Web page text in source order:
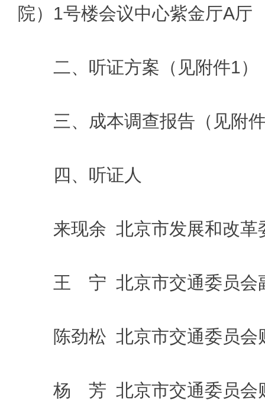
院）1号楼会议中心紫金厅A厅
二、听证方案（见附件1）
三、成本调查报告（见附
四、听证人
来现余 北京市发展和改革
王 宁 北京市交通委员会
陈劲松 北京市交通委员会
杨 芳 北京市交通委员会